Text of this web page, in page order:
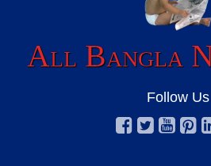
All Bangla
Follow Us